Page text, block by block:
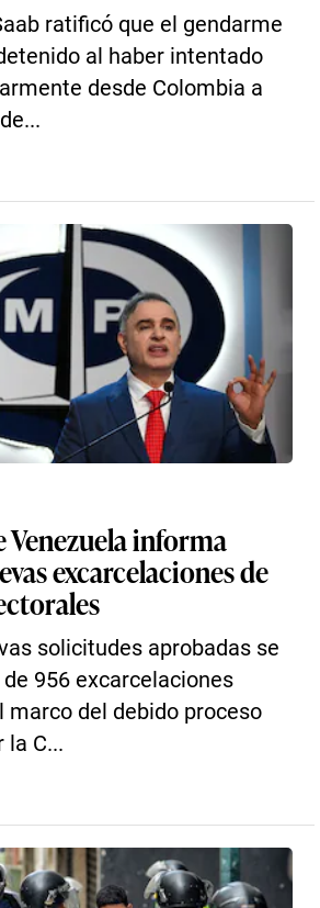
ratificó que el gendarme
al haber intentado
desde Colombia a
Venezuela informa
excarcelaciones de
solicitudes aprobadas se
956 excarcelaciones
marco del debido proceso
la C...